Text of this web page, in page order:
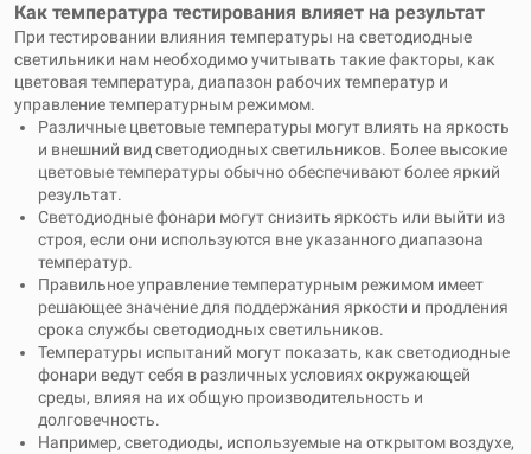
Как температура тестирования влияет на результат
При тестировании влияния температуры на светодиодные
светильники нам необходимо учитывать такие факторы, как
цветовая температура, диапазон рабочих температур и
управление температурным режимом.
Различные цветовые температуры могут влиять на яркость
и внешний вид светодиодных светильников. Более высокие
цветовые температуры обычно обеспечивают более яркий
результат.
Светодиодные фонари могут снизить яркость или выйти из
строя, если они используются вне указанного диапазона
температур.
Правильное управление температурным режимом имеет
решающее значение для поддержания яркости и продления
срока службы светодиодных светильников.
Температуры испытаний могут показать, как светодиодные
фонари ведут себя в различных условиях окружающей
среды, влияя на их общую производительность и
долговечность.
Например, светодиоды, используемые на открытом воздухе,